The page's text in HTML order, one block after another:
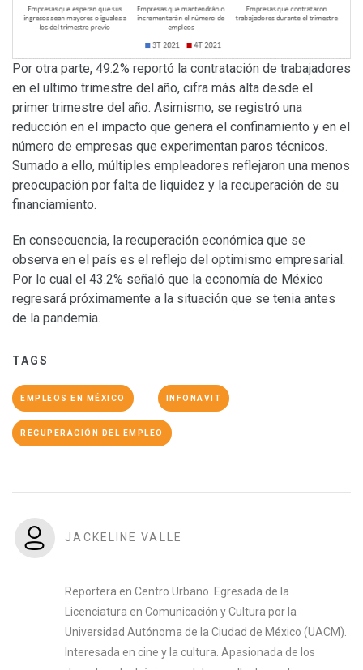
Por otra parte, 49.2% reportó la contratación de trabajadores
en el ultimo trimestre del año, cifra más alta desde el
primer trimestre del año. Asimismo, se registró una
reducción en el impacto que genera el confinamiento y en el
número de empresas que experimentan paros técnicos.
Sumado a ello, múltiples empleadores reflejaron una menos
preocupación por falta de liquidez y la recuperación de su
financiamiento.
En consecuencia, la recuperación económica que se
observa en el país es el reflejo del optimismo empresarial.
Por lo cual el 43.2% señaló que la economía de México
regresará próximamente a la situación que se tenia antes
de la pandemia.
TAGS
EMPLEOS EN MÉXICO INFONAVIT
RECUPERACIÓN DEL EMPLEO
JACKELINE VALLE
Reportera en Centro Urbano. Egresada de la
Licenciatura en Comunicación y Cultura por la
Universidad Autónoma de la Ciudad de México (UACM).
Interesada en cine y la cultura. Apasionada de los